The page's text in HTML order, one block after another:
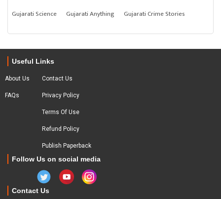
Gujarati Science
Gujarati Anything Gujarati Crime Stories
Useful Links
About Us
FAQs
Contact Us
Privacy Policy
Terms Of Use
Refund Policy
Publish Paperback
Follow Us on social media
Contact Us